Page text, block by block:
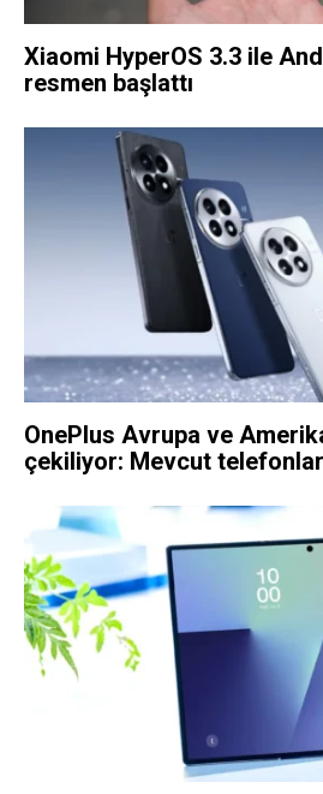
Xiaomi HyperOS 3.3 ile
resmen başlattı
OnePlus Avrupa ve
çekiliyor: Mevcut